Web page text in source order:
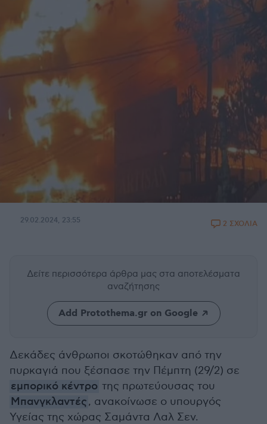
29.02.2024, 23:55 2 ΣΧΟΛΙΑ
Δείτε περισσότερα άρθρα μας στα αποτελέσματα
αναζήτησης
Add Protothema.gr on Google
Δεκάδες άνθρωποι σκοτώθηκαν από την
πυρκαγιά που ξέσπασε την Πέμπτη (29/2) σε
εμπορικό κέντρο της πρωτεύουσας του
Μπανγκλαντές, ανακοίνωσε ο υπουργός
Υγείας της χώρας Σαμάντα Λαλ Σεν.